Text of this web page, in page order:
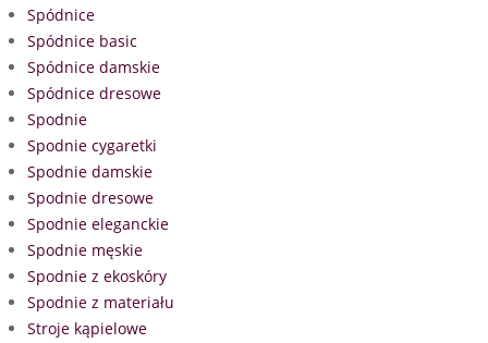
Spódnice
Spódnice basic
Spódnice damskie
Spódnice dresowe
Spodnie
Spodnie cygaretki
Spodnie damskie
Spodnie dresowe
Spodnie eleganckie
Spodnie męskie
Spodnie z ekoskóry
Spodnie z materiału
Stroje kąpielowe